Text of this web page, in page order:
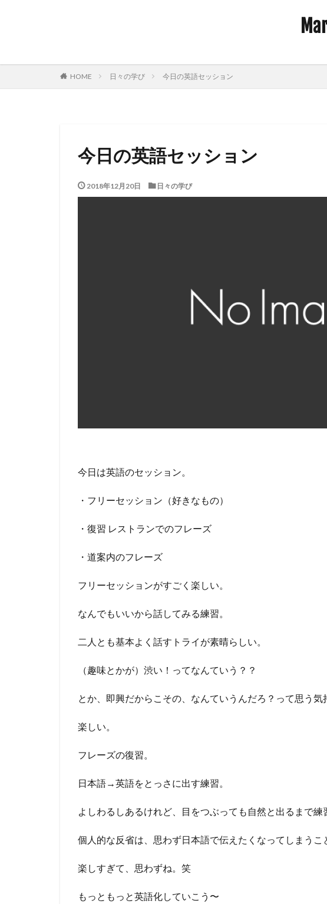
HOME 日々の学び 今日の英語セッション
今日の英語セッション
2018年12月20日 日々の学び
今日は英語のセッション。
・フリーセッション（好きなもの）
・復習 レストランでのフレーズ
・道案内のフレーズ
フリーセッションがすごく楽しい。
なんでもいいから話してみる練習。
二人とも基本よく話すトライが素晴らしい。
（趣味とかが）渋い！ってなんていう？？
とか、即興だからこその、なんていうんだろ？って思う気
楽しい。
フレーズの復習。
日本語→英語をとっさに出す練習。
よしわるしあるけれど、目をつぶっても自然と出るまで練
個人的な反省は、思わず日本語で伝えたくなってしまうこ
楽しすぎて、思わずね。笑
もっともっと英語化していこう〜